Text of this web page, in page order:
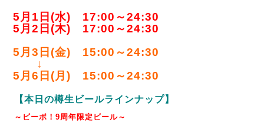
5月1日(水) 17:00～24:30
5月2日(木) 17:00～24:30
5月3日(金) 15:00～24:30
↓
5月6日(月) 15:00～24:30
【本日の樽生ビールラインナップ】
～ビーボ！ 9周年限定ビール～